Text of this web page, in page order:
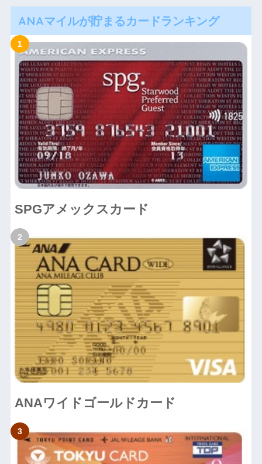
ANAマイルが貯まるカードランキング
SPGアメックスカード
ANAワイドゴールドカード